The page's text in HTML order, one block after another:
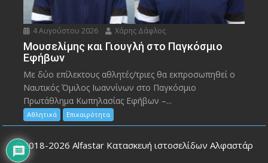
4 Αυγούστου 2026 Χάρης Δάφλος
Μουσελίμης και Γιουγλή στο Παγκόσμιο
Εφήβων
Mε δύο επίλεκτους αθλητές/τριες θα εκπροσωπηθεί ο
Ναυτικός Όμιλος Ιωαννίνων στο Παγκόσμιο
Πρωτάθλημα Κωπηλασίας Εφήβων –...
Αθλητικά Επικαιρότητα
©2018-2026 Alfastar Κατασκευή ιστοσελίδων Αλφαστάρ